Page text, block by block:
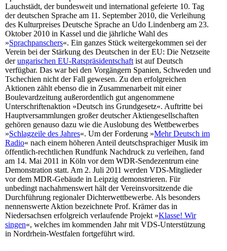
Lauchstädt, der bundesweit und international gefeierte 10. Tag
der deutschen Sprache am 11. September 2010, die Verleihung
des Kulturpreises Deutsche Sprache an Udo Lindenberg am 23.
Oktober 2010 in Kassel und die jährliche Wahl des
»Sprachpanschers«. Ein ganzes Stück weitergekommen sei der
Verein bei der Stärkung des Deutschen in der EU: Die Netzseite
derungarischen EU-Ratspräsidentschaft ist auf Deutsch
verfügbar. Das war bei den Vorgängern Spanien, Schweden und
Tschechien nicht der Fall gewesen. Zu den erfolgreichen
Aktionen zählt ebenso die in Zusammenarbeit mit einer
Boulevardzeitung außerordentlich gut angenommene
Unterschriftenaktion »Deutsch ins Grundgesetz«. Auftritte bei
Hauptversammlungen großer deutscher Aktiengesellschaften
gehören genauso dazu wie die Auslobung des Wettbewerbes
»Schlagzeile des Jahres«. Um der Forderung »Mehr Deutsch im
Radio« nach einem höheren Anteil deutschsprachiger Musik im
öffentlich-rechtlichen Rundfunk Nachdruck zu verleihen, fand
am 14. Mai 2011 in Köln vor dem WDR-Sendezentrum eine
Demonstration statt. Am 2. Juli 2011 werden VDS-Mitglieder
vor dem MDR-Gebäude in Leipzig demonstrieren. Für
unbedingt nachahmenswert hält der Vereinsvorsitzende die
Durchführung regionaler Dichterwettbewerbe. Als besonders
nennenswerte Aktion bezeichnete Prof. Krämer das in
Niedersachsen erfolgreich verlaufende Projekt »Klasse! Wir
singen«, welches im kommenden Jahr mit VDS-Unterstützung
in Nordrhein-Westfalen fortgeführt wird.